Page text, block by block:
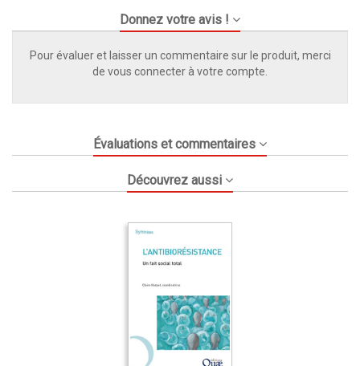
Donnez votre avis !
Pour évaluer et laisser un commentaire sur le produit, merci
de vous connecter à votre compte.
Évaluations et commentaires
Découvrez aussi